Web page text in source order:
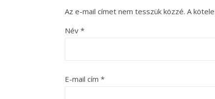
Az e-mail címet nem tesszük közzé. A
Név *
E-mail cím *